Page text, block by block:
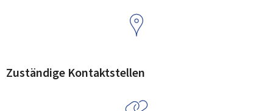
Zuständige Kontaktstellen